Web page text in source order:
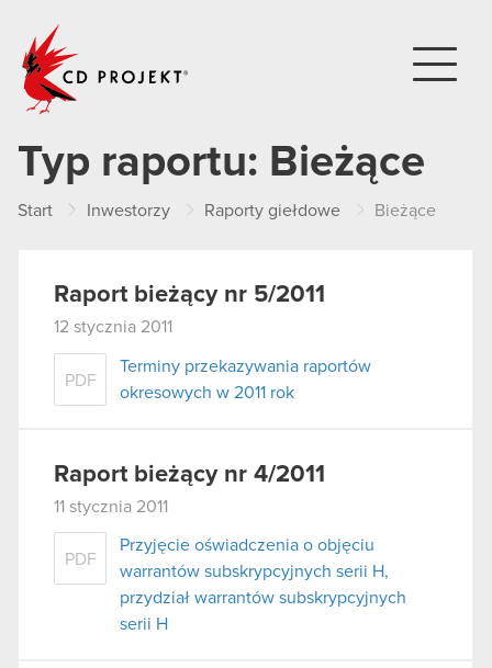
Typ raportu: Bieżące
Start Inwestorzy Raporty giełdowe Bieżące
Raport bieżący nr 5/2011
12 stycznia 2011
PDF
Terminy przekazywania raportów
okresowych w 2011 rok
Raport bieżący nr 4/2011
11 stycznia 2011
PDF
Przyjęcie oświadczenia o objęciu
warrantów subskrypcyjnych serii H,
przydział warrantów subskrypcyjnych
serii H